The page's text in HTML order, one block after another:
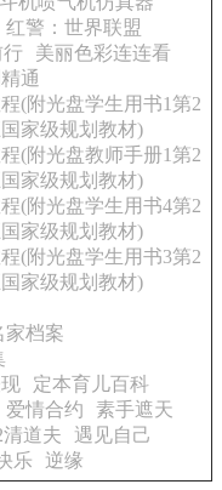
红警：世界联盟
美丽色彩连连看
通
(附光盘学生用书1第2
家级规划教材)
(附光盘教师手册1第2
家级规划教材)
(附光盘学生用书4第2
家级规划教材)
(附光盘学生用书3第2
家级规划教材)
家档案
定本育儿百科
爱情合约
素手遮天
道夫
遇见自己
乐 逆缘